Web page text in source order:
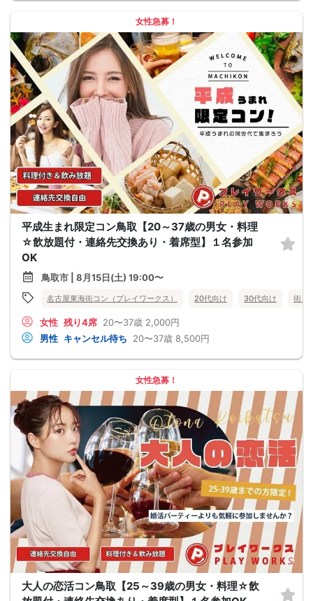
女性急募！
平成生まれ限定コン鳥取【20～37歳の男女・料理
☆飲放題付・連絡先交換あり・着席型】１名参加
OK
鳥取市 | 8月15日(土) 19:00〜
名古屋東海街コン（プレイワークス） 20代向け 30代向け 街コ
女性 残り4席 20〜37歳 2,000円
男性 キャンセル待ち 20〜37歳 8,500円
女性急募！
大人の恋活コン鳥取【25～39歳の男女・料理☆飲